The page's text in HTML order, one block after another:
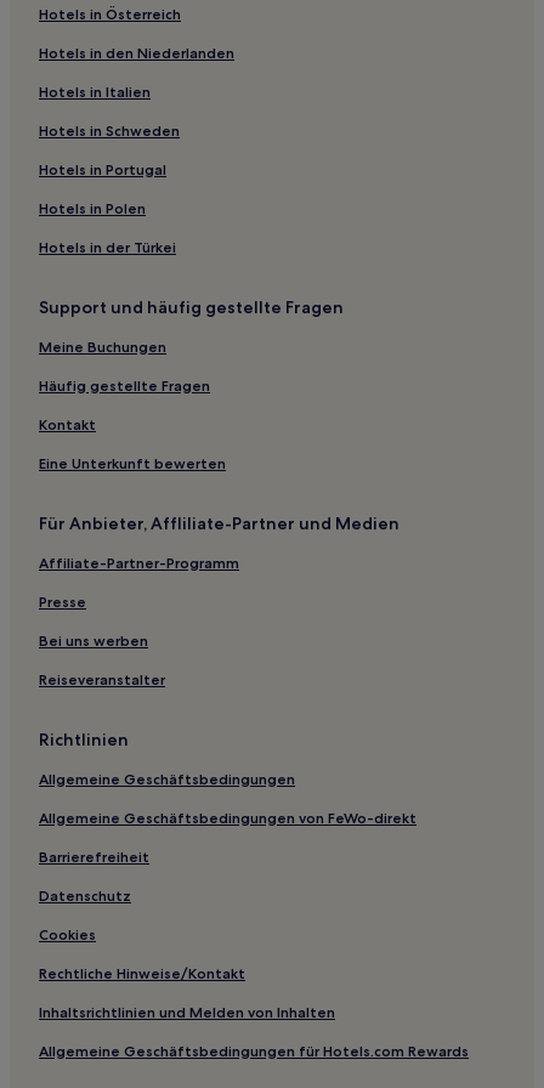
Hotels mit Pool in Junquillal
Hotels mit Parkplatz nahe Tamarindo Strand
Familien nahe Tamarindo Strand
Hotels mit Fitnessbereich nahe Tamarindo Strand
Luxus nahe Tamarindo Strand
Hotels mit inbegriffenem Frühstück in Coco
Günstige in Coco
Hotels mit inbegriffenem Frühstück in Tamarindo
Lgbtqia-Freundliche in Tamarindo
Günstige nahe Playa Prieta
Strand nahe Playa Prieta
Familien nahe Playa Prieta
Luxus in Playa Flamingo
Haustierfreundliche in Playa Flamingo
Familien in Playa Flamingo
Hotels mit Küchenzeile in Playa Flamingo
Luxus in Playa Hermosa
Haustierfreundliche in Playa Hermosa
Günstige nahe Playa Junquillal
Hotels mit Pool in Las Catalinas
Familien in Brasilito
Luxus in Brasilito
Hotels mit Pool in Nordpazifikküste
Strand in Nordpazifikküste
Familien in Tempate
Strand in Tempate
Hotels in Österreich
Hotels in den Niederlanden
Hotels in Italien
Hotels in Schweden
Hotels in Portugal
Hotels in Polen
Hotels in der Türkei
Support und häufig gestellte Fragen
Meine Buchungen
Häufig gestellte Fragen
Kontakt
Eine Unterkunft bewerten
Für Anbieter, Affliliate-Partner und Medien
Affiliate-Partner-Programm
Presse
Bei uns werben
Reiseveranstalter
Richtlinien
Allgemeine Geschäftsbedingungen
Allgemeine Geschäftsbedingungen von FeWo-direkt
Barrierefreiheit
Datenschutz
Cookies
Rechtliche Hinweise/Kontakt
Inhaltsrichtlinien und Melden von Inhalten
Allgemeine Geschäftsbedingungen für Hotels.com Rewards